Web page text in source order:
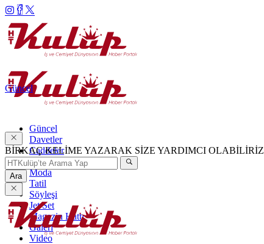
Güncel
Davetler
Caddeler
Haftanın Şıkları
Moda
Tatil
Söyleşi
Jet Set
Magazin Hattı
Galeri
Video
Güncel
BİRKAÇ KELİME YAZARAK SİZE YARDIMCI OLABİLİRİZ
Ara